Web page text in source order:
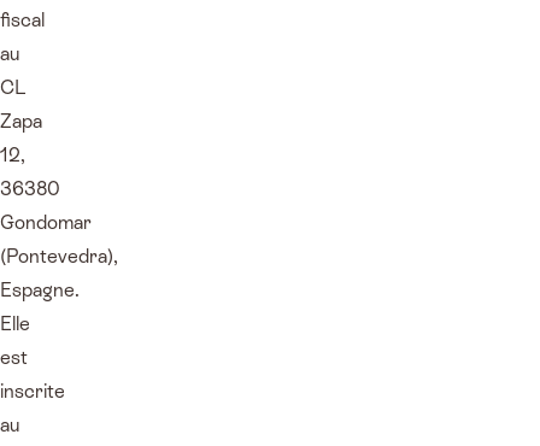
fiscal
au
CL
Zapa
12,
36380
Gondomar
(Pontevedra),
Espagne.
Elle
est
inscrite
au